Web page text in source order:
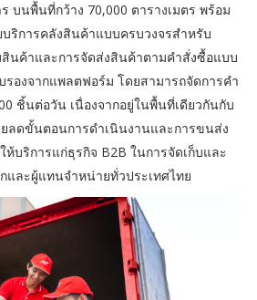
บนพื้นที่กว้าง 70,000 ตารางเมตร พร้อม
ริการคลังสินค้าแบบครบวงจรสำหรับ
สินค้าและการจัดส่งสินค้าตามคำสั่งซื้อแบบ
รองจากแพลตฟอร์ม โดยสามารถจัดการคำ
ชิ้นต่อวัน เนื่องจากอยู่ในพื้นที่เดียวกันกับ
ลดขั้นตอนการดำเนินงานและการขนส่ง
บริการแก่ธุรกิจ B2B ในการจัดเก็บและ
ละผู้แทนจำหน่ายทั่วประเทศไทย